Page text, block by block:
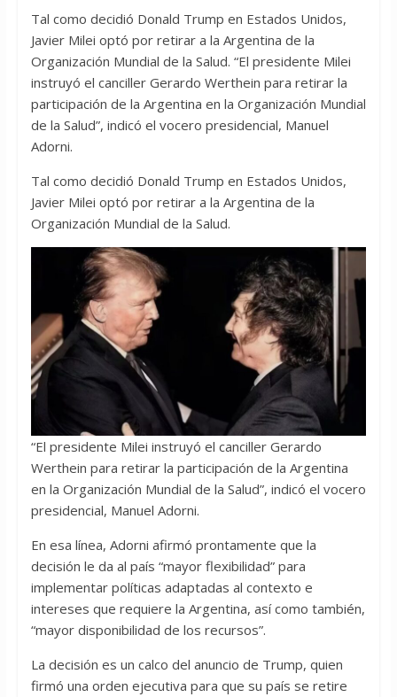
Tal como decidió Donald Trump en Estados Unidos,
Javier Milei optó por retirar a la Argentina de la
Organización Mundial de la Salud. “El presidente Milei
instruyó el canciller Gerardo Werthein para retirar la
participación de la Argentina en la Organización Mundial
de la Salud”, indicó el vocero presidencial, Manuel
Adorni.
Tal como decidió Donald Trump en Estados Unidos,
Javier Milei optó por retirar a la Argentina de la
Organización Mundial de la Salud.
“El presidente Milei instruyó el canciller Gerardo
Werthein para retirar la participación de la Argentina
en la Organización Mundial de la Salud”, indicó el vocero
presidencial, Manuel Adorni.
En esa línea, Adorni afirmó prontamente que la
decisión le da al país “mayor flexibilidad” para
implementar políticas adaptadas al contexto e
intereses que requiere la Argentina, así como también,
“mayor disponibilidad de los recursos”.
La decisión es un calco del anuncio de Trump, quien
firmó una orden ejecutiva para que su país se retire